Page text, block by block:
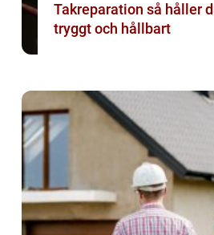
Takreparation så håller du taket tätt,
tryggt och hållbart